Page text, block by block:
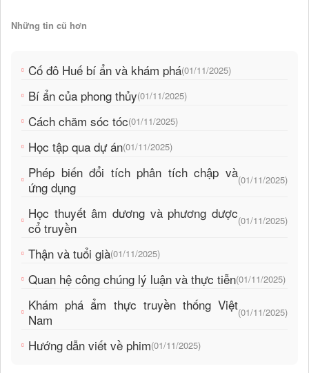
Những tin cũ hơn
Cố đô Huế bí ẩn và khám phá(01/11/2025)
Bí ẩn của phong thủy(01/11/2025)
Cách chăm sóc tóc(01/11/2025)
Học tập qua dự án(01/11/2025)
Phép biến đổi tích phân tích chập và
ứng dụng
(01/11/2025)
Học thuyết âm dương và phương dược
cổ truyền
(01/11/2025)
Thận và tuổi già(01/11/2025)
Quan hệ công chúng lý luận và thực tiễn(01/11/2025)
Khám phá ẩm thực truyền thống Việt
Nam
(01/11/2025)
Hướng dẫn viết về phim(01/11/2025)